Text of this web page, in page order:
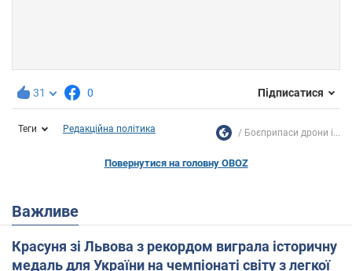
31 0 Підписатися
Теги Редакційна політика Боєприпаси дрони і...
Повернутися на головну OBOZ
Важливе
Красуня зі Львова з рекордом виграла історичну
медаль для України на чемпіонаті світу з легкої